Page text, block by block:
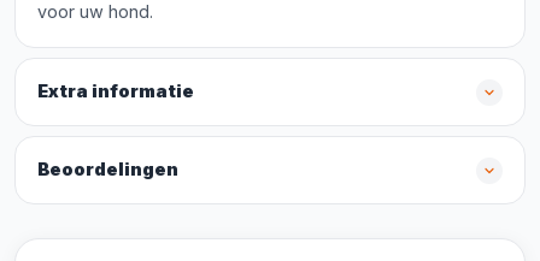
voor uw hond.
Extra informatie
Beoordelingen